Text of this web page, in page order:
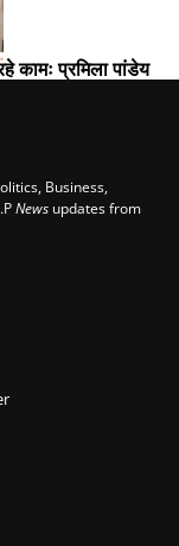
कामः प्रमिला पांडेय
Business,
News updates from